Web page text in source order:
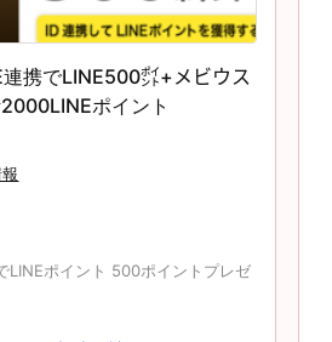
携でLINE500㌽+メビウス
ポイント
LINEポイント 500ポイントプレゼ